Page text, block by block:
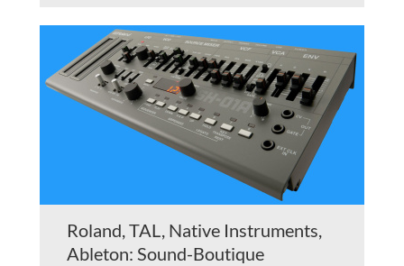
Roland, TAL, Native Instruments,
Ableton: Sound-Boutique